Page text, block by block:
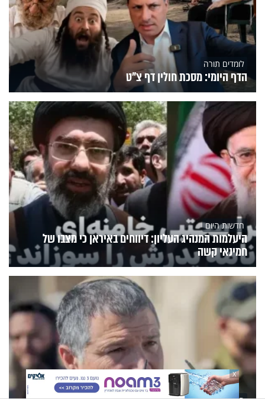
לומדים תורה
הדף היומי: מסכת חולין דף צ"ט
חדשות היום
היעלמות המנהיג העליון: דיווחים באיראן כי מצבו של
חמינאי קשה
X